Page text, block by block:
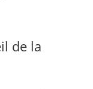
de la